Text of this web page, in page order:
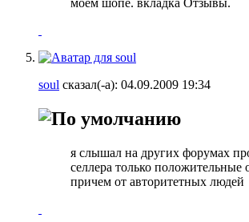
моем шопе. вкладка Отзывы.
soul сказал(-а): 04.09.2009 19:34
я слышал на других форумах
селлера только положительные
причем от авторитетных людей